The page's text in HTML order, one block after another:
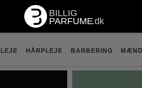
HÅRPLEJE BARBERING MÆND